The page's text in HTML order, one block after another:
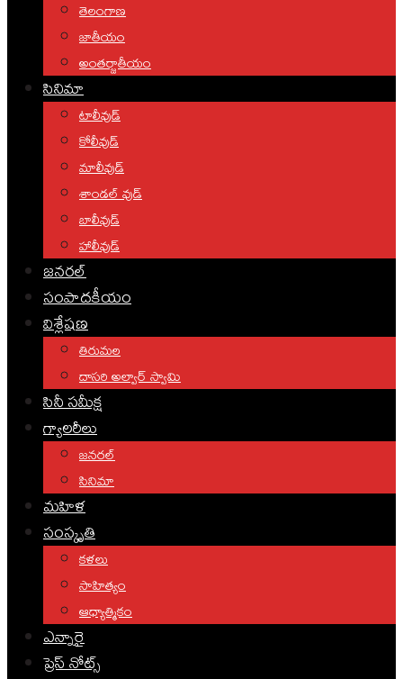
తెలంగాణ
జాతీయం
అంతర్జాతీయం
సినిమా
టాలీవుడ్
కోలీవుడ్
మాలీవుడ్
శాండల్ వుడ్
బాలీవుడ్
హాలీవుడ్
జనరల్
సంపాదకీయం
విశ్లేషణ
తిరుమల
దాసరి అల్వార్ స్వామి
సినీ సమీక్ష
గ్యాలరీలు
జనరల్
సినిమా
మహిళ
సంస్కృతి
కళలు
సాహిత్యం
ఆధ్యాత్మికం
ఎన్నారై
ప్రెస్ నోట్స్